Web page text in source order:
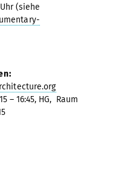
(siehe
– 16:45, HG, Raum